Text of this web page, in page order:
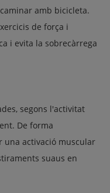
amb bicicleta.
de força i
i evita la sobrecàrrega
segons l'activitat
De forma
una activació muscular
suaus en